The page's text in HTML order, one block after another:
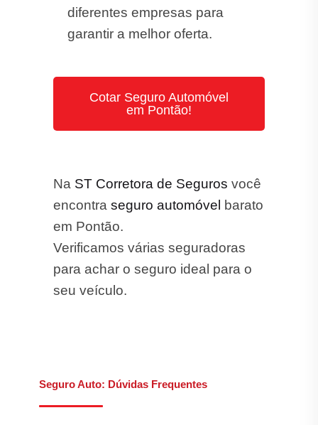
diferentes empresas para
garantir a melhor oferta.
Cotar Seguro Automóvel
em Pontão!
Na ST Corretora de Seguros você
encontra seguro automóvel
barato
em Pontão.
Verificamos várias seguradoras
para achar o seguro ideal para o
seu veículo.
Seguro Auto: Dúvidas Frequentes